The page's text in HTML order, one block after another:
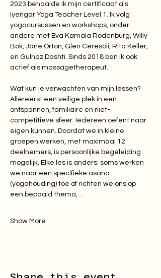
2023 behaalde ik mijn certificaat als
Iyengar Yoga Teacher Level 1. Ik volg
yogacursussen en workshops, onder
andere met Eva Kamala Rodenburg, Willy
Bok, Jane Orton, Glen Ceresoli, Rita Keller,
en Gulnaz Dashti. Sinds 2018 ben ik ook
actief als massagetherapeut.
Wat kun je verwachten van mijn lessen?
Allereerst een veilige plek in een
ontspannen, familiaire en niet-
competitieve sfeer. Iedereen oefent naar
eigen kunnen. Doordat we in kleine
groepen werken, met maximaal 12
deelnemers, is persoonlijke begeleiding
mogelijk. Elke les is anders: soms werken
we naar een specifieke asana
(yogahouding) toe of richten we ons op
een bepaald thema,…
Show More